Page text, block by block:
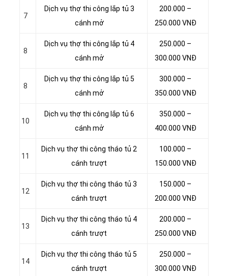
7
Dịch vụ thợ thi công lắp tủ 3
cánh mở
200.000 –
250.000 VNĐ
8
Dịch vụ thợ thi công lắp tủ 4
cánh mở
250.000 –
300.000 VNĐ
8
Dịch vụ thợ thi công lắp tủ 5
cánh mở
300.000 –
350.000 VNĐ
10
Dịch vụ thợ thi công lắp tủ 6
cánh mở
350.000 –
400.000 VNĐ
11
Dịch vụ thợ thi công tháo tủ 2
cánh trượt
100.000 –
150.000 VNĐ
12
Dịch vụ thợ thi công tháo tủ 3
cánh trượt
150.000 –
200.000 VNĐ
13
Dịch vụ thợ thi công tháo tủ 4
cánh trượt
200.000 –
250.000 VNĐ
14
Dịch vụ thợ thi công tháo tủ 5
cánh trượt
250.000 –
300.000 VNĐ